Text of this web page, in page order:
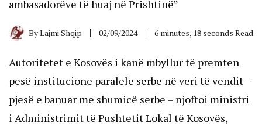
ambasadorëve të huaj në Prishtinë”
ByLajmi Shqip 02/09/2024 6 minutes, 18 seconds Read
Autoritetet e Kosovës i kanë mbyllur të premten
pesë institucione paralele serbe në veri të vendit –
pjesë e banuar me shumicë serbe – njoftoi ministri
i Administrimit të Pushtetit Lokal të Kosovës,